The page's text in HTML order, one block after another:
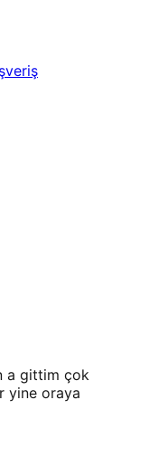
a gittim çok
yine oraya